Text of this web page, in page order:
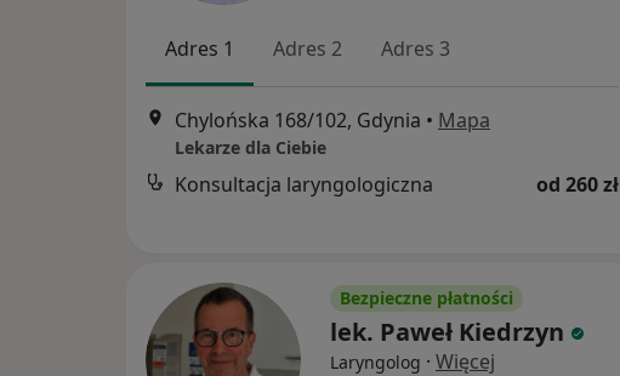
Adres 1 Adres 2 Adres 3
Chylońska 168/102, Gdynia • Mapa
Lekarze dla Ciebie
Konsultacja laryngologiczna od 260 zł
Bezpieczne płatności
lek. Paweł Kiedrzyn
Laryngolog · Więcej